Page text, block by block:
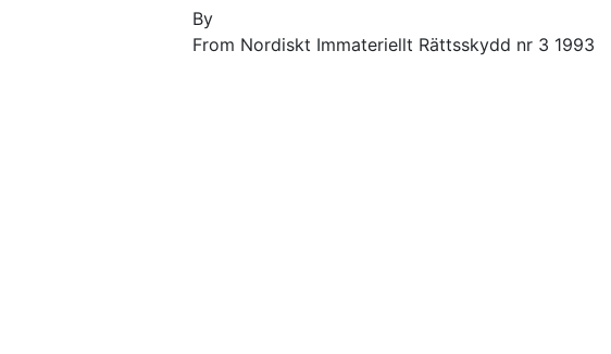
By
From Nordiskt Immateriellt Rättsskydd nr 3 1993